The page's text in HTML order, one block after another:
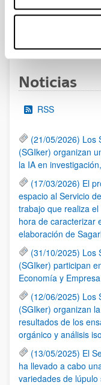
Noticias
RSS
(21/05/2026) Los
(SGIker) organizan
la IA en
(17/03/2026) El
espacio al Servicio
trabajo que realiza
hora de caracterizar
elaboración de
(31/10/2025) Los
(SGIker) participan
Economía y
(12/06/2025) Los
(SGIker) organizan
resultados de los
orgánico y análisis
(13/05/2025) El
ha llevado a cabo
variedades de lúpulo